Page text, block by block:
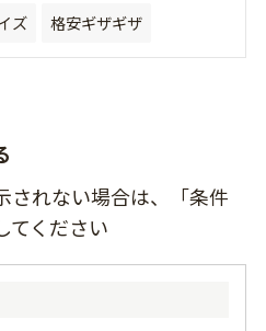
ズ 格安ギザギザ
れない場合は、「条件
てください